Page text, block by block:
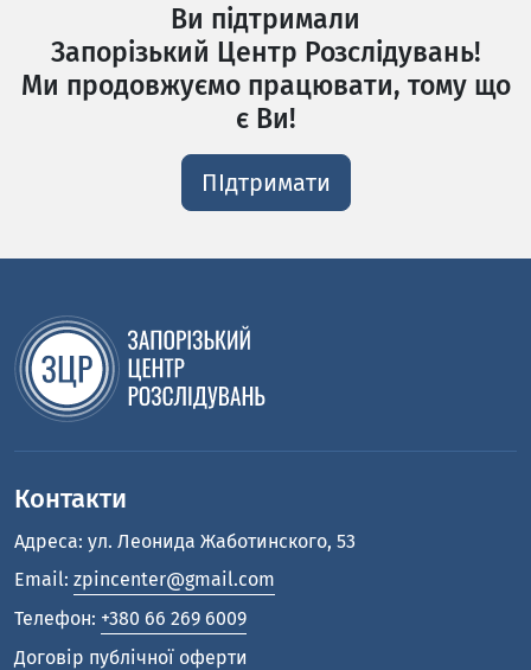
Ви підтримали
Запорізький Центр Розслідувань!
Ми продовжуємо працювати, тому що
є Ви!
ПІдтримати
Контакти
Адреса: ул. Леонида Жаботинского, 53
Email: zpincenter@gmail.com
Телефон: +380 66 269 6009
Договір публічної оферти